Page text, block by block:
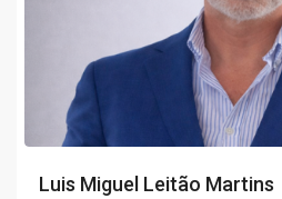
Luis Miguel Leitão Martins